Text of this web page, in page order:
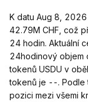
K datu Aug 8,
42.79M CHF, což
24 hodin. Aktuální
24hodinový objem
tokenů USDU v
tokenů je --. Podle
pozici mezi všemi